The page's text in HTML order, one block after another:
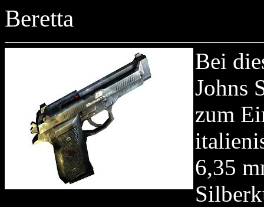
Beretta
Bei
Johns
zum
6,35